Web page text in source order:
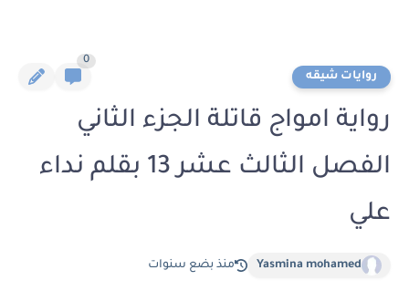
روايات شيقه
0
رواية امواج قاتلة الجزء الثاني
الفصل الثالث عشر 13 بقلم نداء
علي
Yasmina mohamed منذ بضع سنوات